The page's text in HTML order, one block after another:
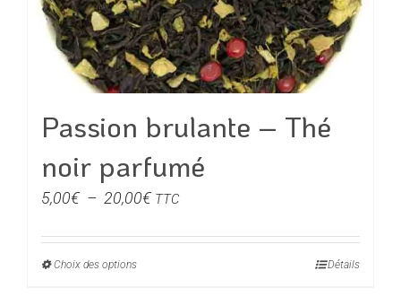
choisies
sur
la
page
du
produit
Passion brulante – Thé
noir parfumé
5,00€ – 20,00€Plage
prix :
TTC
Choix des optionsCe
Détails